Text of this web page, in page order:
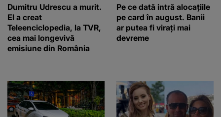
Dumitru Udrescu a murit.
El a creat
Teleenciclopedia, la TVR,
cea mai longevivă
emisiune din România
Pe ce dată intră alocațiile
pe card în august. Banii
ar putea fi virați mai
devreme